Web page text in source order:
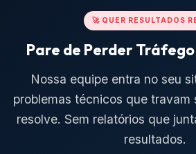
🚀 QUER RESULTADOS
Pare de Perder
Nossa equipe entra no seu
problemas técnicos que travam
resolve. Sem relatórios que
resultados.